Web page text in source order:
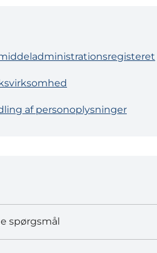
af personoplysninger
spørgsmål